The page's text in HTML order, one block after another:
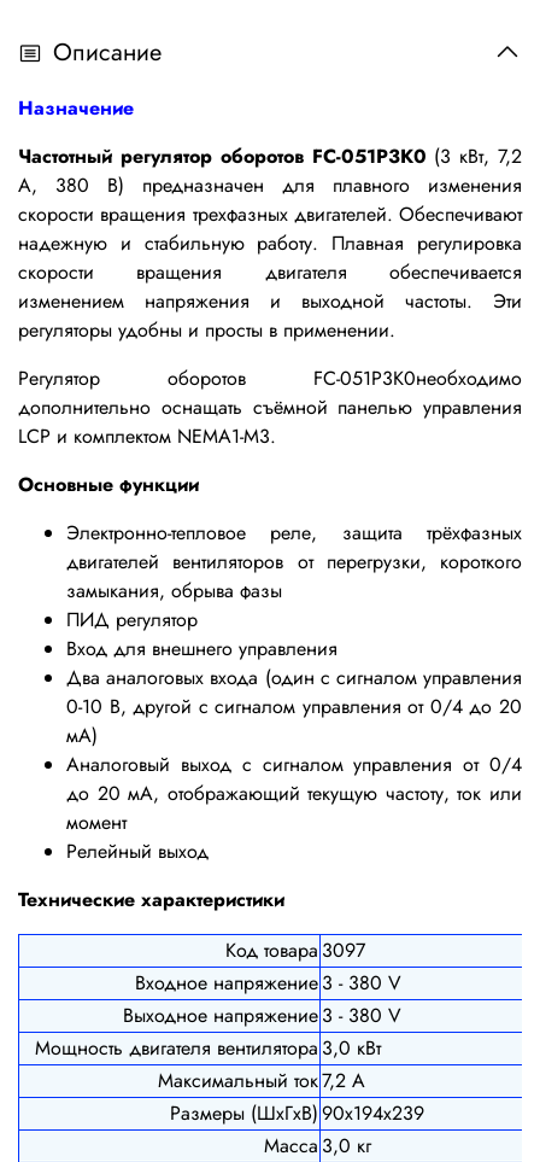
Описание
Назначение
Частотный регулятор оборотов FC-051P3K0 (3 кВт, 7,2
А, 380 В) предназначен для плавного изменения
скорости вращения трехфазных двигателей. Обеспечивают
надежную и стабильную работу. Плавная регулировка
скорости вращения двигателя обеспечивается
изменением напряжения и выходной частоты. Эти
регуляторы удобны и просты в применении.
Регулятор оборотов FC-051P3K0необходимо
дополнительно оснащать съёмной панелью управления
LCP и комплектом NEMA1-М3.
Основные функции
Электронно-тепловое реле, защита трёхфазных
двигателей вентиляторов от перегрузки, короткого
замыкания, обрыва фазы
ПИД регулятор
Вход для внешнего управления
Два аналоговых входа (один с сигналом управления
0-10 В, другой с сигналом управления от 0/4 до 20
мА)
Аналоговый выход с сигналом управления от 0/4
до 20 мА, отображающий текущую частоту, ток или
момент
Релейный выход
Технические характеристики
Код товара 3097
Входное напряжение3 - 380 V
Выходное напряжение3 - 380 V
Мощность двигателя вентилятора 3,0 кВт
Максимальный ток7,2 А
Размеры (ШхГхВ)90х194х239
Масса 3,0 кг